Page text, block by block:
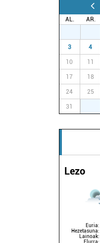
AL. AR.
3 4
10 11
17 18
24 25
31
Lezo
Euria:
Hezetasuna:
Lainoak:
Elurra: